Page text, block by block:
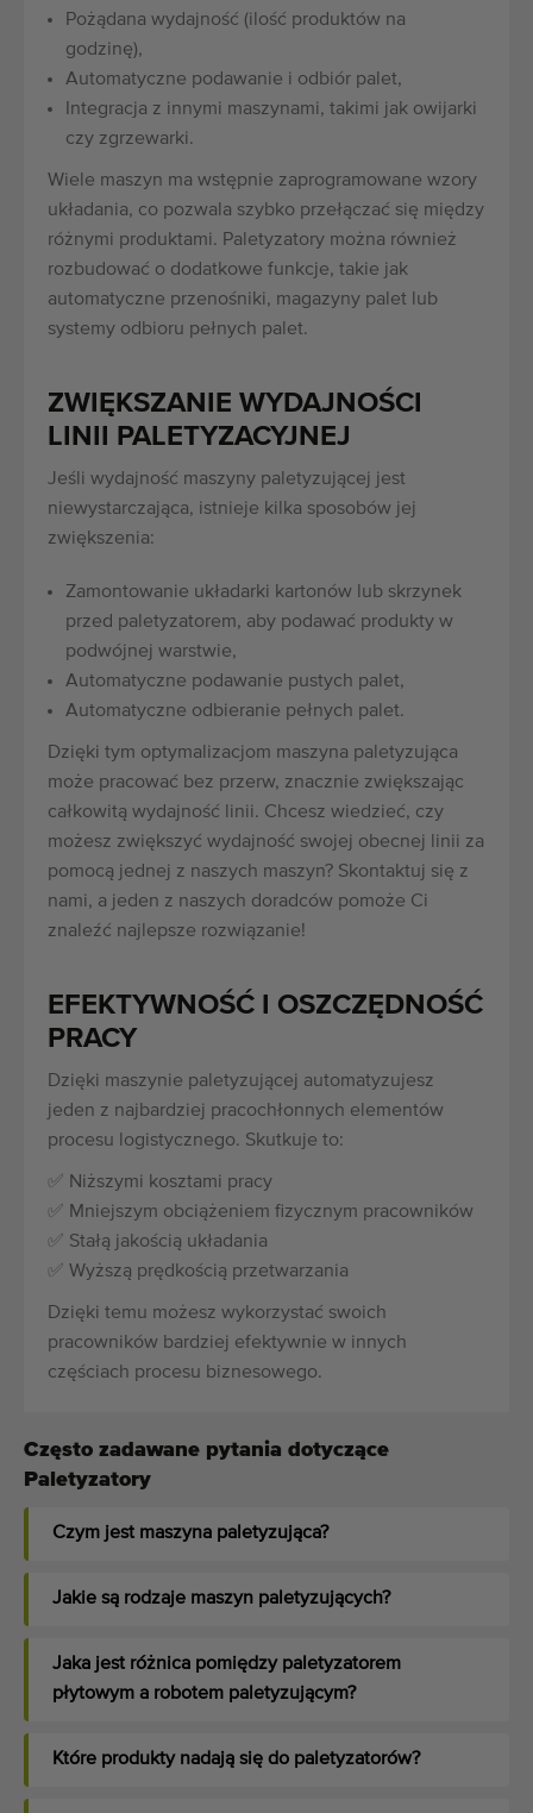
Pożądana wydajność (ilość produktów na
godzinę),
Automatyczne podawanie i odbiór palet,
Integracja z innymi maszynami, takimi jak owijarki
czy zgrzewarki.
Wiele maszyn ma wstępnie zaprogramowane wzory
układania, co pozwala szybko przełączać się między
różnymi produktami. Paletyzatory można również
rozbudować o dodatkowe funkcje, takie jak
automatyczne przenośniki, magazyny palet lub
systemy odbioru pełnych palet.
ZWIĘKSZANIE WYDAJNOŚCI
LINII PALETYZACYJNEJ
Jeśli wydajność maszyny paletyzującej jest
niewystarczająca, istnieje kilka sposobów jej
zwiększenia:
Zamontowanie układarki kartonów lub skrzynek
przed paletyzatorem, aby podawać produkty w
podwójnej warstwie,
Automatyczne podawanie pustych palet,
Automatyczne odbieranie pełnych palet.
Dzięki tym optymalizacjom maszyna paletyzująca
może pracować bez przerw, znacznie zwiększając
całkowitą wydajność linii. Chcesz wiedzieć, czy
możesz zwiększyć wydajność swojej obecnej linii za
pomocą jednej z naszych maszyn? Skontaktuj się z
nami, a jeden z naszych doradców pomoże Ci
znaleźć najlepsze rozwiązanie!
EFEKTYWNOŚĆ I OSZCZĘDNOŚĆ
PRACY
Dzięki maszynie paletyzującej automatyzujesz
jeden z najbardziej pracochłonnych elementów
procesu logistycznego. Skutkuje to:
✅ Niższymi kosztami pracy
✅ Mniejszym obciążeniem fizycznym pracowników
✅ Stałą jakością układania
✅ Wyższą prędkością przetwarzania
Dzięki temu możesz wykorzystać swoich
pracowników bardziej efektywnie w innych
częściach procesu biznesowego.
Często zadawane pytania dotyczące
Paletyzatory
Czym jest maszyna paletyzująca?
Jakie są rodzaje maszyn paletyzujących?
Jaka jest różnica pomiędzy paletyzatorem
płytowym a robotem paletyzującym?
Które produkty nadają się do paletyzatorów?